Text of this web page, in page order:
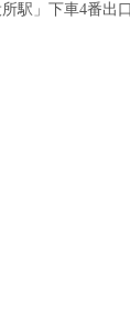
駅」下車4番出